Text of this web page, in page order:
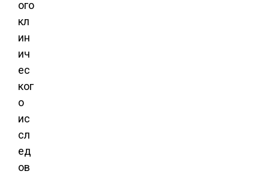
ого
кл
ин
ич
ес
ког
о
ис
сл
ед
ов